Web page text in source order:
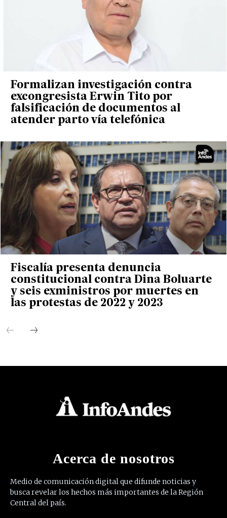
Formalizan investigación contra
excongresista Erwin Tito por
falsificación de documentos al
atender parto vía telefónica
Fiscalía presenta denuncia
constitucional contra Dina Boluarte
y seis exministros por muertes en
las protestas de 2022 y 2023
Acerca de nosotros
Medio de comunicación digital que difunde noticias y
busca revelar los hechos más importantes de la Región
Central del país.